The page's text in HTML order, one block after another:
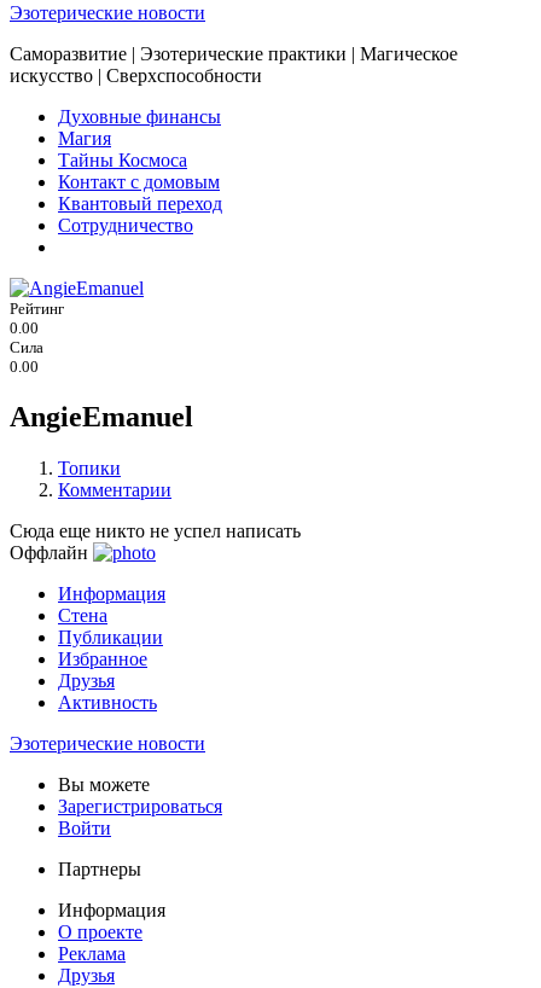
Эзотерические новости
Саморазвитие | Эзотерические практики | Магическое
искусство | Сверхспособности
Духовные финансы
Магия
Тайны Космоса
Контакт с домовым
Квантовый переход
Сотрудничество
Рейтинг
0.00
Сила
0.00
AngieEmanuel
Топики
Комментарии
Сюда еще никто не успел написать
Оффлайн
Информация
Стена
Публикации
Избранное
Друзья
Активность
Эзотерические новости
Вы можете
Зарегистрироваться
Войти
Партнеры
Информация
О проекте
Реклама
Друзья